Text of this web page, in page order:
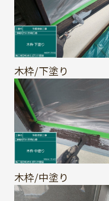
木枠/下塗り
木枠/中塗り